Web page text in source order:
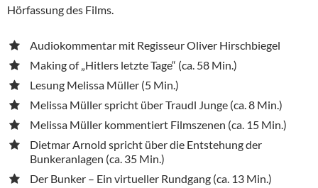
Hörfassung des Films.
Audiokommentar mit Regisseur Oliver Hirschbiegel
Making of „Hitlers letzte Tage“ (ca. 58 Min.)
Lesung Melissa Müller (5 Min.)
Melissa Müller spricht über Traudl Junge (ca. 8 Min.)
Melissa Müller kommentiert Filmszenen (ca. 15 Min.)
Dietmar Arnold spricht über die Entstehung der
Bunkeranlagen (ca. 35 Min.)
Der Bunker – Ein virtueller Rundgang (ca. 13 Min.)